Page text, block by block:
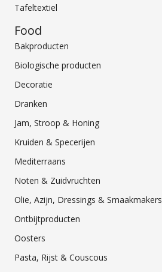
Tafeltextiel
Food
Bakproducten
Biologische producten
Decoratie
Dranken
Jam, Stroop & Honing
Kruiden & Specerijen
Mediterraans
Noten & Zuidvruchten
Olie, Azijn, Dressings & Smaakmakers
Ontbijtproducten
Oosters
Pasta, Rijst & Couscous